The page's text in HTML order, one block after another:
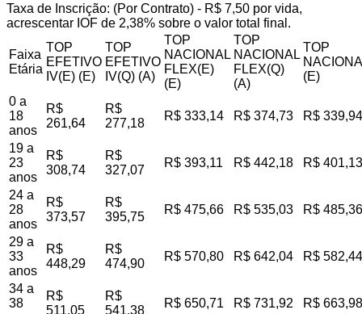
Taxa de Inscrição: (Por Contrato) - R$ 7,50 por vida,
acrescentar IOF de 2,38% sobre o valor total final.
Faixa
Etária
TOP
EFETIVO
IV(E) (E)
TOP
EFETIVO
IV(Q) (A)
TOP
NACIONAL
FLEX(E)
(E)
TOP
NACIONAL
FLEX(Q)
(A)
TOP
(E)
0 a
18
anos
R$
261,64
R$
277,18
R$ 333,14 R$ 374,73 R$ 339,94
19 a
23
anos
R$
308,74
R$
327,07
R$ 393,11 R$ 442,18 R$ 401,13
24 a
28
anos
R$
373,57
R$
395,75
R$ 475,66 R$ 535,03 R$ 485,36
29 a
33
anos
R$
448,29
R$
474,90
R$ 570,80 R$ 642,04 R$ 582,44
34 a
38
R$
511,05
R$
541,38
R$ 650,71 R$ 731,92 R$ 663,98